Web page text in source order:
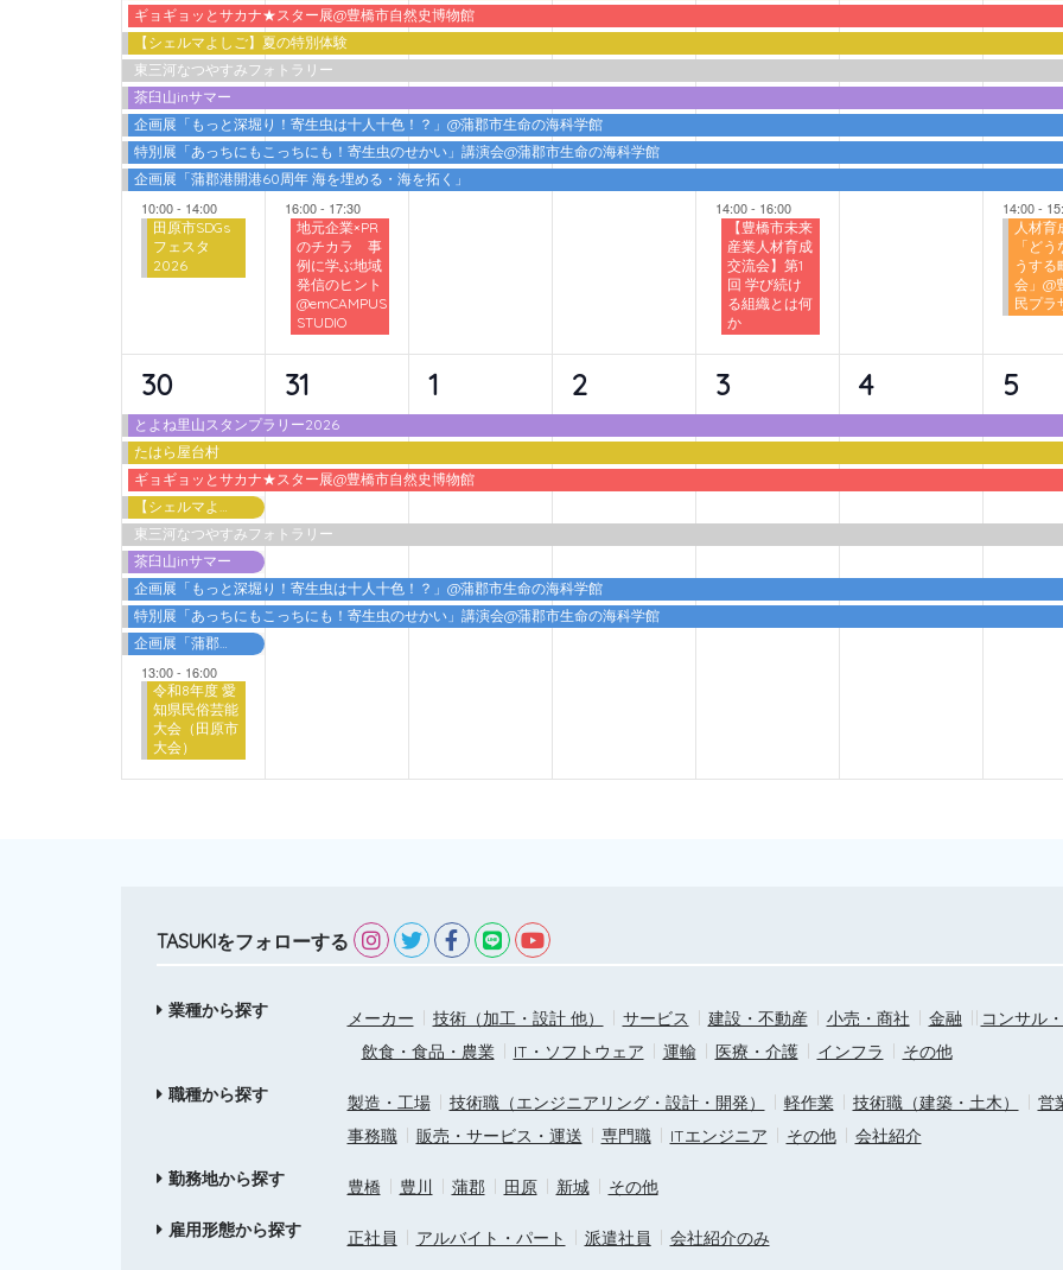
ン
ト,
ギョギョッとサカナ★スター展@豊橋市自然史博物館
【シェルマよしご】夏の特別体験
東三河なつやすみフォトラリー
茶臼山inサマー
企画展「もっと深堀り！寄生虫は十人十色！？」@蒲郡市生命の海科学館
特別展「あっちにもこっちにも！寄生虫のせかい」講演会@蒲郡市生命の海科学館
企画展「蒲郡港開港60周年 海を埋める・海を拓く」
10:00- 14:00
田原市SDGs
フェスタ
2026
ン
ト,
16:00- 17:30
地元企業×PR
のチカラ 事
例に学ぶ地域
発信のヒント
@emCAMPUS
STUDIO
ン
ト,
ン
ト,
ン
ト,
14:00- 16:00
【豊橋市未来
産業人材育成
交流会】第1
回 学び続け
る組織とは何
か
ン
ト,
ン
ト,
14:00-
人材育
「ど
うする
会」@
民プラ
10
イ
ベ
ン
ト,
30
とよね里山スタンプラリー2026
たはら屋台村
ギョギョッとサカナ★スター展@豊橋市自然史博物館
東三河なつやすみフォトラリー
茶臼山inサマー
企画展「もっと深堀り！寄生虫は十人十色！？」@蒲郡市生命の海科学館
特別展「あっちにもこっちにも！寄生虫のせかい」講演会@蒲郡市生命の海科学館
13:00- 16:00
令和8年度 愛
知県民俗芸能
大会（田原市
大会）
6
イ
ベ
ト,
31
6
イ
ベ
ト,
1
6
イ
ベ
ト,
2
6
イ
ベ
ト,
3
6
イ
ベ
ト,
4
6
イ
ベ
ト,
5
TASUKIをフォローする
業種から探す メーカー 技術（加工・設計 他） サービス 建設・不動産 小売・商社 金融
コンサル
飲食・食品・農業
IT・ソフトウェア 運輸 医療・介護 インフラ
その他
職種から探す
製造・工場 技術職（エンジニアリング・設計・開発） 軽作業 技術職（建築・土木）
営
事務職
販売・サービス・運送 専門職 ITエンジニア その他
会社紹介
勤務地から探す
豊橋 豊川 蒲郡 田原 新城
その他
雇用形態から探す
正社員 アルバイト・パート 派遣社員
会社紹介のみ